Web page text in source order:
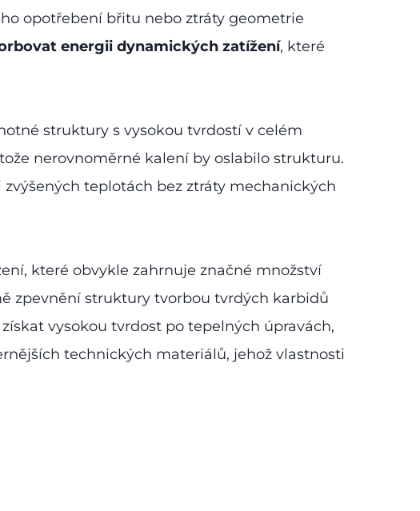
opotřebení břitu nebo ztráty geometrie
energii dynamických zatížení, které
struktury s vysokou tvrdostí v celém
nerovnoměrné kalení by oslabilo strukturu.
teplotách bez ztráty mechanických
které obvykle zahrnuje značné množství
zpevnění struktury tvorbou tvrdých karbidů
vysokou tvrdost po tepelných úpravách,
technických materiálů, jehož vlastnosti